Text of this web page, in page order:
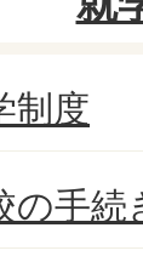
制度
の手続